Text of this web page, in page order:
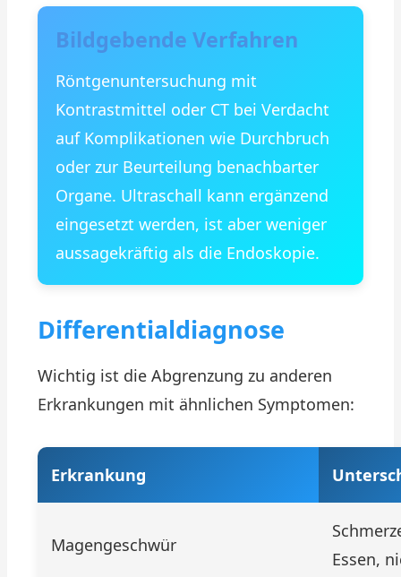
Bildgebende Verfahren
Röntgenuntersuchung mit
Kontrastmittel oder CT bei Verdacht
auf Komplikationen wie Durchbruch
oder zur Beurteilung benachbarter
Organe. Ultraschall kann ergänzend
eingesetzt werden, ist aber weniger
aussagekräftig als die Endoskopie.
Differentialdiagnose
Wichtig ist die Abgrenzung zu anderen
Erkrankungen mit ähnlichen Symptomen:
Erkrankung
Magengeschwür
Essen,